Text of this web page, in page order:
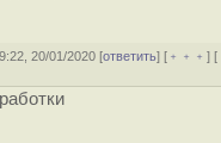
20/01/2020 [ответить] [ ﹢﹢﹢] [